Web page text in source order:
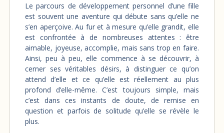
Le parcours de développement personnel d’une fille
est souvent une aventure qui débute sans qu’elle ne
s’en aperçoive. Au fur et à mesure qu’elle grandit, elle
est confrontée à de nombreuses attentes : être
aimable, joyeuse, accomplie, mais sans trop en faire.
Ainsi, peu à peu, elle commence à se découvrir, à
cerner ses véritables désirs, à distinguer ce qu’on
attend d’elle et ce qu’elle est réellement au plus
profond d’elle-même. C’est toujours simple, mais
c’est dans ces instants de doute, de remise en
question et parfois de solitude qu’elle se révèle le
plus.